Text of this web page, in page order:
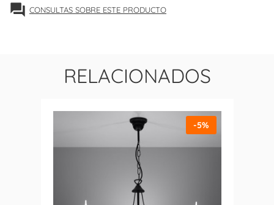
forum CONSULTAS SOBRE ESTE PRODUCTO
RELACIONADOS
-5%